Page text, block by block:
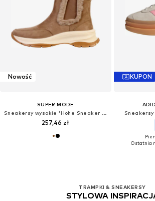
Nowość
SUPER MODE
Sneakersy wysokie 'Hohe Sneaker mit Reißverschluss'
257,46 zł
KUPON
Ostatnia
TRAMPKI & SNEAKERSY
STYLOWA